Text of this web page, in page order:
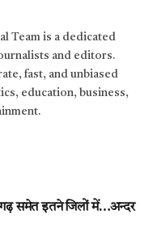
Team is a dedicated
and editors.
fast, and unbiased
education, business,
समेत इतने जिलों में…अन्दर